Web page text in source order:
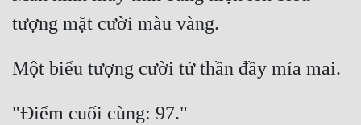
Ngự Thú
Truyện Nữ
Vô Địch Lưu
tượng mặt cười màu vàng.
Một biểu tượng cười tử thần đầy mỉa mai.
"Điểm cuối cùng: 97."